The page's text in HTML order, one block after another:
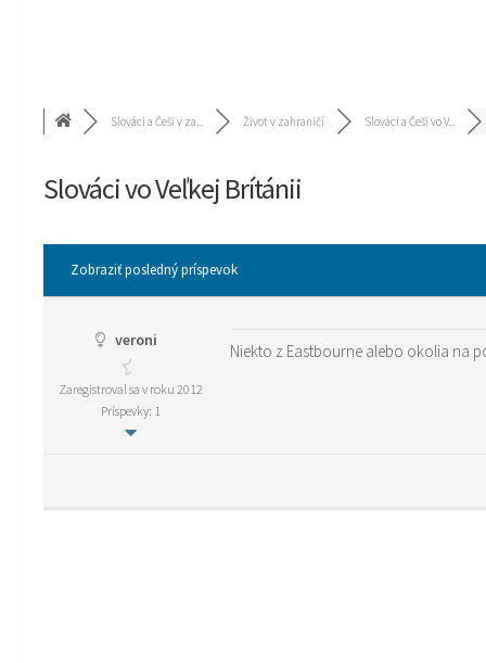
Slováci a Češi v za... Život v zahraničí Slováci a Češi vo V...
Slováci vo Veľkej Brítánii
Zobraziť posledný príspevok
veroni
Zaregistroval sa v roku 2012
Príspevky: 1
Niekto z Eastbourne alebo okolia na